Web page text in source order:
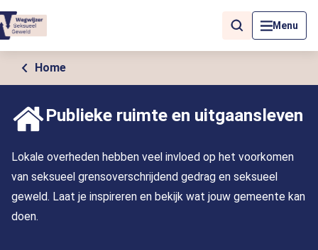
Menu
Als de resultaten voor automatisch aanvullen beschikbaar zijn,
Home
Publieke ruimte en uitgaansleven
Lokale overheden hebben veel invloed op het voorkomen
van seksueel grensoverschrijdend gedrag en seksueel
geweld. Laat je inspireren en bekijk wat jouw gemeente kan
doen.